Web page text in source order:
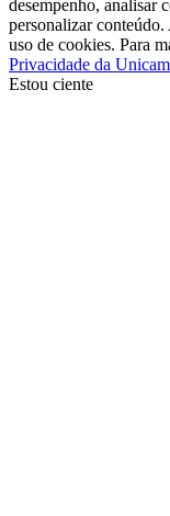
desempenho, analisar
personalizar
uso de cookies. Para
Privacidade da
Estou ciente